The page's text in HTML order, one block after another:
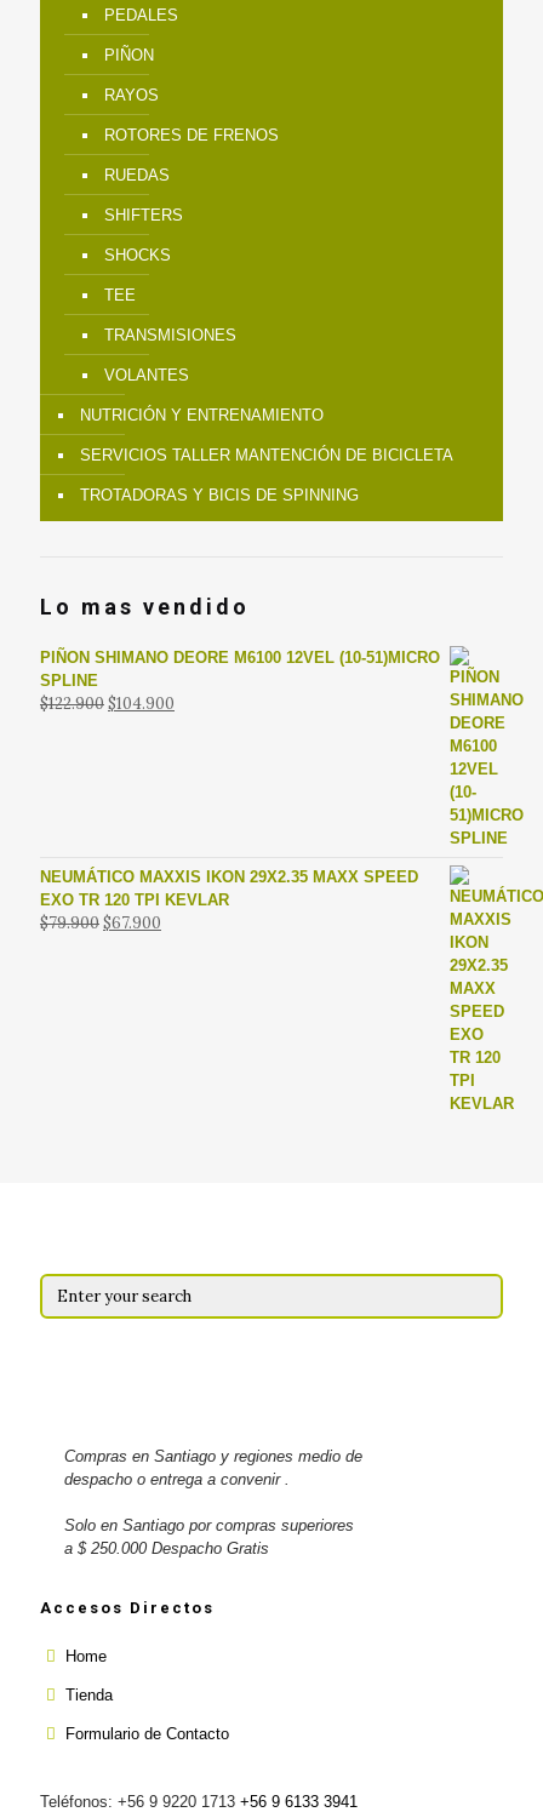
PEDALES
PIÑON
RAYOS
ROTORES DE FRENOS
RUEDAS
SHIFTERS
SHOCKS
TEE
TRANSMISIONES
VOLANTES
NUTRICIÓN Y ENTRENAMIENTO
SERVICIOS TALLER MANTENCIÓN DE BICICLETA
TROTADORAS Y BICIS DE SPINNING
Lo mas vendido
PIÑON SHIMANO DEORE M6100 12VEL (10-51)MICRO
SPLINE
$122.900El
$104.900
NEUMÁTICO MAXXIS IKON 29X2.35 MAXX SPEED
EXO TR 120 TPI KEVLAR
$79.900El
$67.900
Compras en Santiago y regiones medio de
despacho o entrega a convenir .
Solo en Santiago por compras superiores
a $ 250.000 Despacho Gratis
Accesos Directos
Home
Tienda
Formulario de Contacto
Teléfonos: +56 9 9220 1713 +56 9 6133 3941